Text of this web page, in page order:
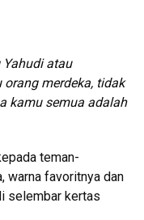
atau
merdeka, tidak
kamu semua adalah
teman-
warna favoritnya dan
selembar kertas